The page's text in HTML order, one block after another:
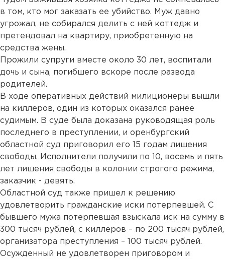
в том, кто мог заказать ее убийство. Муж давно
угрожал, не собирался делить с ней коттедж и
претендовал на квартиру, приобретенную на
средства жены.
Прожили супруги вместе около 30 лет, воспитали
дочь и сына, погибшего вскоре после развода
родителей.
В ходе оперативных действий милиционеры вышли
на киллеров, один из которых оказался ранее
судимым. В суде была доказана руководящая роль
последнего в преступлении, и оренбургский
областной суд приговорил его 15 годам лишения
свободы. Исполнители получили по 10, восемь и пять
лет лишения свободы в колонии строгого режима,
заказчик - девять.
Областной суд также пришел к решению
удовлетворить гражданские иски потерпевшей. С
бывшего мужа потерпевшая взыскала иск на сумму в
300 тысяч рублей, с киллеров – по 200 тысяч рублей,
организатора преступления – 100 тысяч рублей.
Осужденный не удовлетворен приговором и